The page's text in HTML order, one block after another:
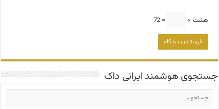
هشت × = 72
جستجوی هوشمند ایرانی داک